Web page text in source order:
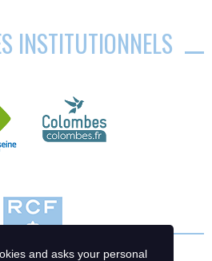
INSTITUTIONNELS
and asks your personal